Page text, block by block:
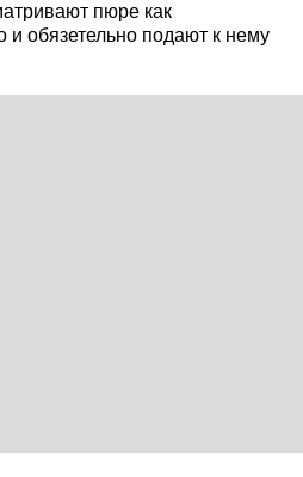
пюре как
и обязетельно подают к нему